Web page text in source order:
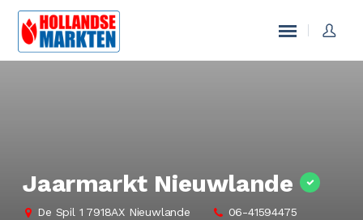
Jaarmarkt Nieuwlande
De Spil 1 7918AX Nieuwlande
06-41594475